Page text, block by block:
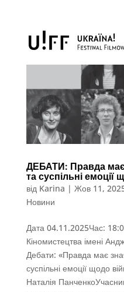
ДЕБАТИ: Правда має
та суспільні емоції
від Karina | Жов 11,
Новини
Дата 04.11.2025Час:
Кіномистецтва імені
Дебати: «Правда має
суспільні емоції щодо
Наталія